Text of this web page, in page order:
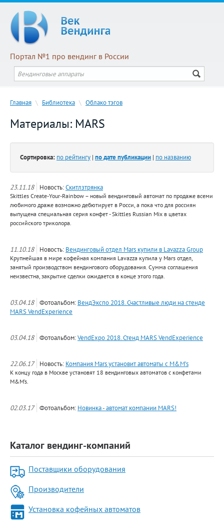
Портал №1 про вендинг в России
Главная \ Библиотека \ Облако тэгов
Материалы: MARS
Сортировка: по рейтингу | по дате публикации | по названию
23.11.18 Новость:Скитлзтрянка
Skittles Create-Your-Rainbow – новый вендинговый автомат по продаже всеми
любимого драже возможно дебютирует в Росси, а пока что для россиян
выпущена специальная серия конфет - Skittles Russian Mix в цветах
российского триколора.
11.10.18 Новость: Вендинговый отдел Mars купили в Lavazza Group
Крупнейшая в мире кофейная компания Lavazza купила у Mars отдел,
занятый производством вендингового оборудования. Сумма соглашения
неизвестна, закрытие сделки ожидается в конце этого года.
03.04.18 Фотоальбом: ВендЭкспо 2018. Счастливые люди на стенде
MARS VendExperience
03.04.18 Фотоальбом:VendExpo 2018. Стенд MARS VendExperience
22.06.17 Новость: Компания Mars установит автоматы с M&M’s
К концу года в Москве установят 18 вендинговых автоматов с конфетами
M&M’s.
02.03.17 Фотоальбом: Новинка - автомат компании MARS!
Каталог вендинг-компаний
Поставщики оборудования
Производители
Установка кофейных автоматов